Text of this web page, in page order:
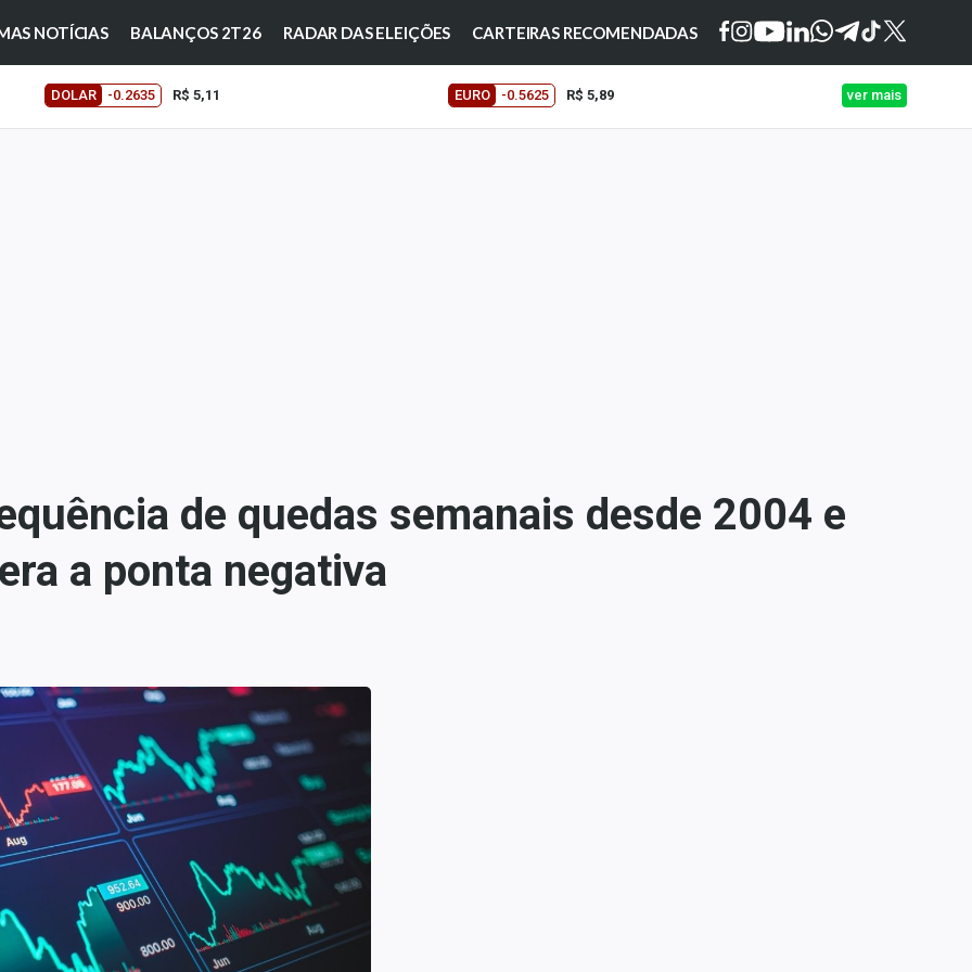
NOTÍCIAS BALANÇOS 2T26 RADAR DAS ELEIÇÕES CARTEIRAS RECOMENDADAS
DOLAR -0.2635 R$ 5,11 EURO -0.5625 R$ 5,89 ver mais
de quedas semanais desde 2004 e
a ponta negativa